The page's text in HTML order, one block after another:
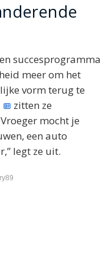
succesprogramma
meer om het
vorm terug te
zitten ze
mocht je
een auto
legt ze uit.